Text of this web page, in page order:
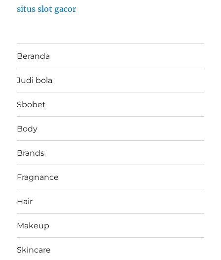
situs slot gacor
Beranda
Judi bola
Sbobet
Body
Brands
Fragnance
Hair
Makeup
Skincare